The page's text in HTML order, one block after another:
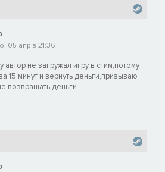
05 апр в 21:36
автор не загружал игру в стим,потому
15 минут и вернуть деньги,призываю
возвращать деньги